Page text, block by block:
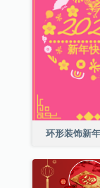
环形装饰新